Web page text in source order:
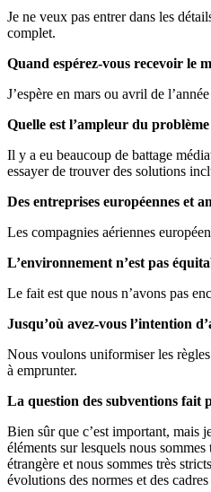
Je ne veux pas entrer dans les
complet.
Quand espérez-vous recevoir le
J’espère en mars ou avril de
Quelle est l’ampleur du
Il y a eu beaucoup de battage
essayer de trouver des solutions
Des entreprises européennes et
Les compagnies aériennes
L’environnement n’est pas
Le fait est que nous n’avons pas
Jusqu’où avez-vous l’intention
Nous voulons uniformiser les
à emprunter.
La question des subventions fait
Bien sûr que c’est important, mais
éléments sur lesquels nous
étrangère et nous sommes très
évolutions des normes et des